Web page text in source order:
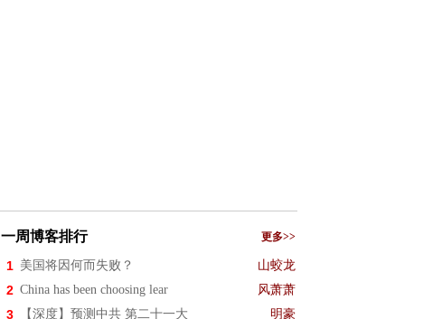
一周博客排行 更多>>
1 美国将因何而失败？ 山蛟龙
2 China has been choosing lear 风萧萧
3 【深度】预测中共 第二十一大 明豪